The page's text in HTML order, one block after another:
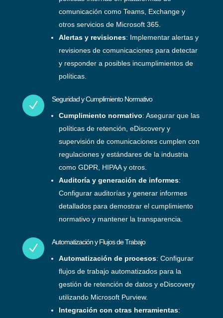
comunicación como Teams, Exchange y
otros servicios de Microsoft 365.
Alertas y revisiones: Implementar alertas y
revisiones de comunicaciones para detectar
y responder a posibles incumplimientos de
políticas.
N Seguridad y Cumplimiento Normativo
Cumplimiento normativo: Asegurar que las
políticas de retención, eDiscovery y
supervisión de comunicaciones cumplen con
regulaciones y estándares de la industria
como GDPR, HIPAA y otros.
Auditoría y generación de informes:
Configurar auditorías y generar informes
detallados para demostrar el cumplimiento
normativo y mantener la transparencia.
N Automatización y Flujos de Trabajo
Automatización de procesos: Configurar
flujos de trabajo automatizados para la
gestión de retención de datos y eDiscovery
utilizando Microsoft Purview.
Integración con otras herramientas: